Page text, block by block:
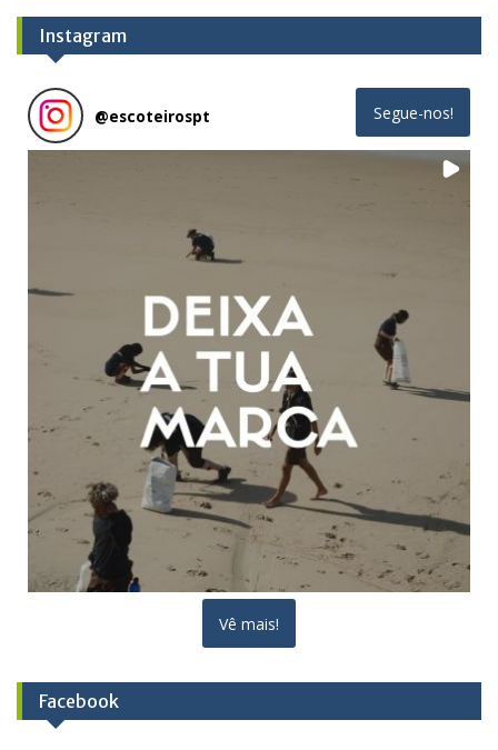
Instagram
@escoteirospt Segue-nos!
Vê mais!
Facebook